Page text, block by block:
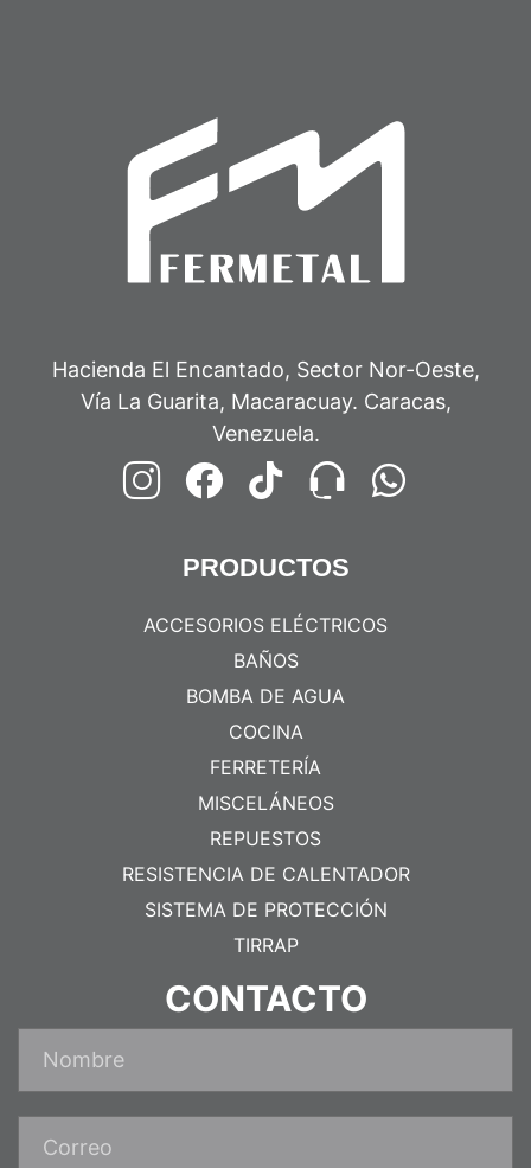
Hacienda El Encantado, Sector Nor-Oeste,
Vía La Guarita, Macaracuay. Caracas,
Venezuela.
PRODUCTOS
ACCESORIOS ELÉCTRICOS
BAÑOS
BOMBA DE AGUA
COCINA
FERRETERÍA
MISCELÁNEOS
REPUESTOS
RESISTENCIA DE CALENTADOR
SISTEMA DE PROTECCIÓN
TIRRAP
CONTACTO